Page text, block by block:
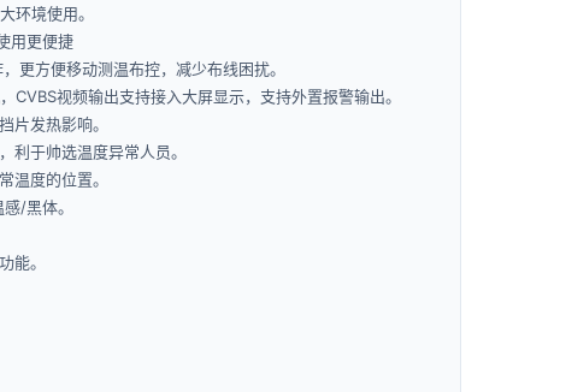
环境使用。
用更便捷
更方便移动测温布控，减少布线困扰。
CVBS视频输出支持接入大屏显示，支持外置报警输出。
片发热影响。
利于帅选温度异常人员。
温度的位置。
/黑体。
能。